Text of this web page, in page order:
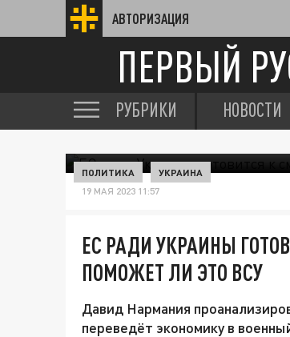
АВТОРИЗАЦИЯ
ПЕРВЫЙ
РУБРИКИ НОВОСТИ
ПОЛИТИКА УКРАИНА
19 МАЯ 2023 11:57
ЕС РАДИ УКРАИНЫ
ПОМОЖЕТ ЛИ ЭТО ВСУ
Давид Нармания
переведёт экономику в